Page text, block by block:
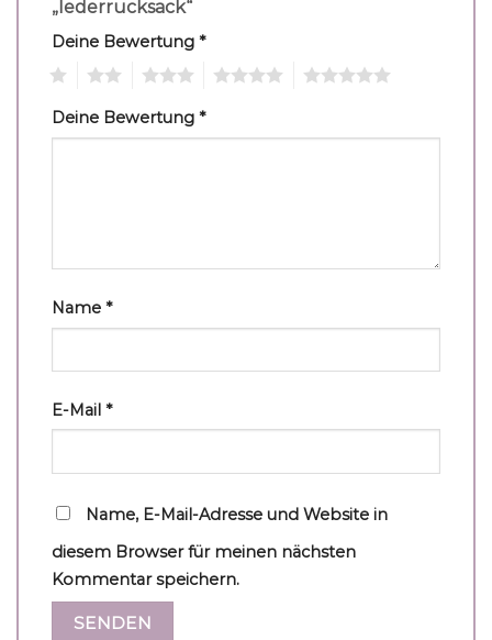
„lederrucksack“
Deine Bewertung *
Deine Bewertung *
Name *
E-Mail *
Name, E-Mail-Adresse und Website in
diesem Browser für meinen nächsten
Kommentar speichern.